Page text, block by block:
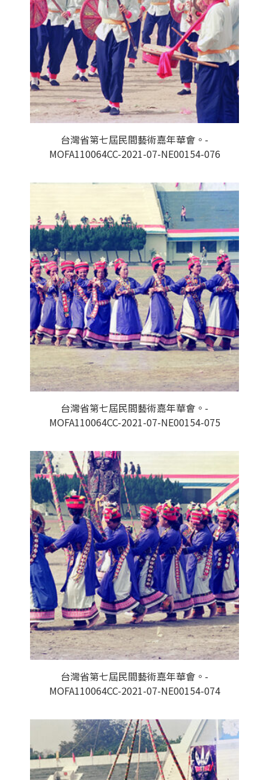
台灣省第七屆民間藝術嘉年華會。-
MOFA110064CC-2021-07-NE00154-076
台灣省第七屆民間藝術嘉年華會。-
MOFA110064CC-2021-07-NE00154-075
台灣省第七屆民間藝術嘉年華會。-
MOFA110064CC-2021-07-NE00154-074